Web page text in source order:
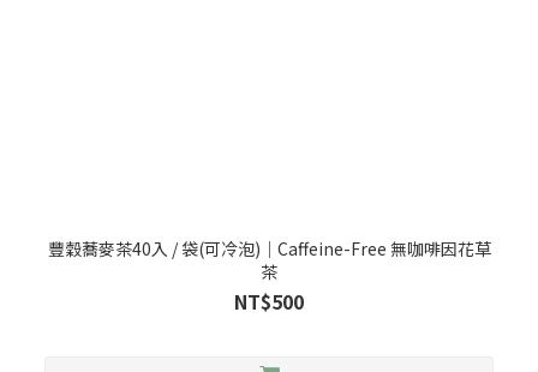
豐穀蕎麥茶40入 / 袋(可冷泡)｜Caffeine-Free 無咖啡因花草
茶
NT$500